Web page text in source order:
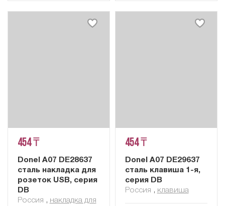
454 ₸
Donel A07 DE28637
сталь накладка для
розеток USB, серия
DB
Россия , накладка для
454 ₸
Donel A07 DE29637
сталь клавиша 1-я,
серия DB
Россия , клавиша